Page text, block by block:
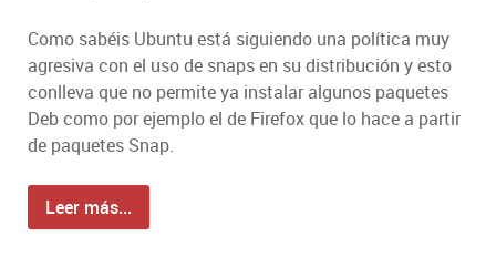
Como sabéis Ubuntu está siguiendo una política muy
agresiva con el uso de snaps en su distribución y esto
conlleva que no permite ya instalar algunos paquetes
Deb como por ejemplo el de Firefox que lo hace a partir
de paquetes Snap.
Leer más...